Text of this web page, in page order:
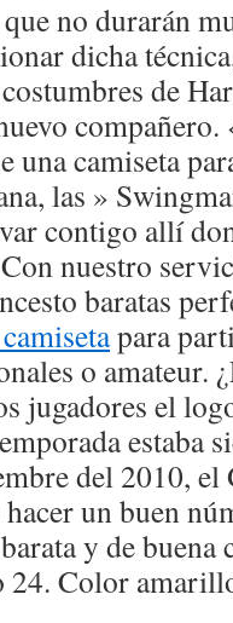
no durarán
dicha
de
una camiseta
las »
contigo allí
nuestro
baratas
para
o amateur.
jugadores el
estaba
del 2010, el
un buen
y de buena
24. Color